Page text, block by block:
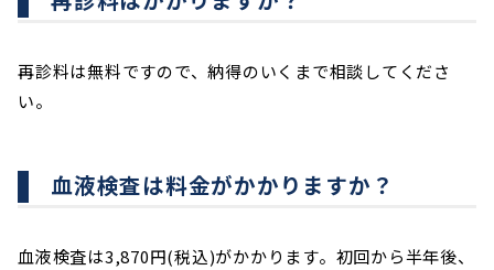
再診料は無料ですので、納得のいくまで相談してくださ
い。
血液検査は料金がかかりますか？
血液検査は3,870円(税込)がかかります。初回から半年後、